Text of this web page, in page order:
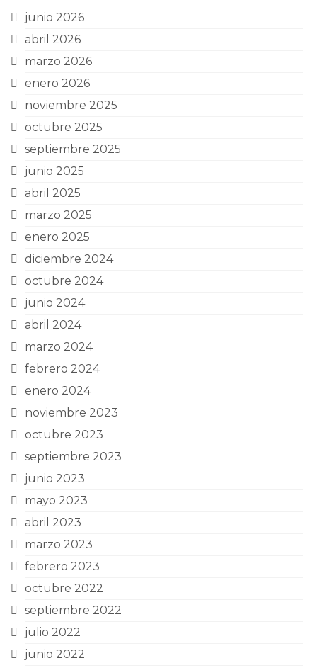
junio 2026
abril 2026
marzo 2026
enero 2026
noviembre 2025
octubre 2025
septiembre 2025
junio 2025
abril 2025
marzo 2025
enero 2025
diciembre 2024
octubre 2024
junio 2024
abril 2024
marzo 2024
febrero 2024
enero 2024
noviembre 2023
octubre 2023
septiembre 2023
junio 2023
mayo 2023
abril 2023
marzo 2023
febrero 2023
octubre 2022
septiembre 2022
julio 2022
junio 2022